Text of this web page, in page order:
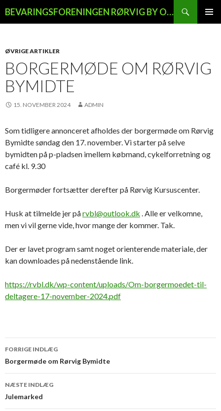
BEVARINGSFORENINGEN RØRVIG BY OG LAND
ØVRIGE ARTIKLER
BORGERMØDE OM RØRVIG
BYMIDTE
15. NOVEMBER 2024 ADMIN
Som tidligere annonceret afholdes der borgermøde om Rørvig
Bymidte søndag den 17. november. Vi starter på selve
bymidten på p-pladsen imellem købmand, cykelforretning og
café kl. 9.30
Borgermøder fortsætter derefter på Rørvig Kursuscenter.
Husk at tilmelde jer pårvbl@outlook.dk . Alle er velkomne,
men vi vil gerne vide, hvor mange der kommer. Tak.
Der er lavet program samt noget orienterende materiale, der
kan downloades på nedenstående link.
https://rvbl.dk/wp-content/uploads/Om-borgermoedet-til-
deltagere-17-november-2024.pdf
Indlægsnavigation
FORRIGE INDLÆG
Borgermøde om Rørvig Bymidte
NÆSTE INDLÆG
Julemarked